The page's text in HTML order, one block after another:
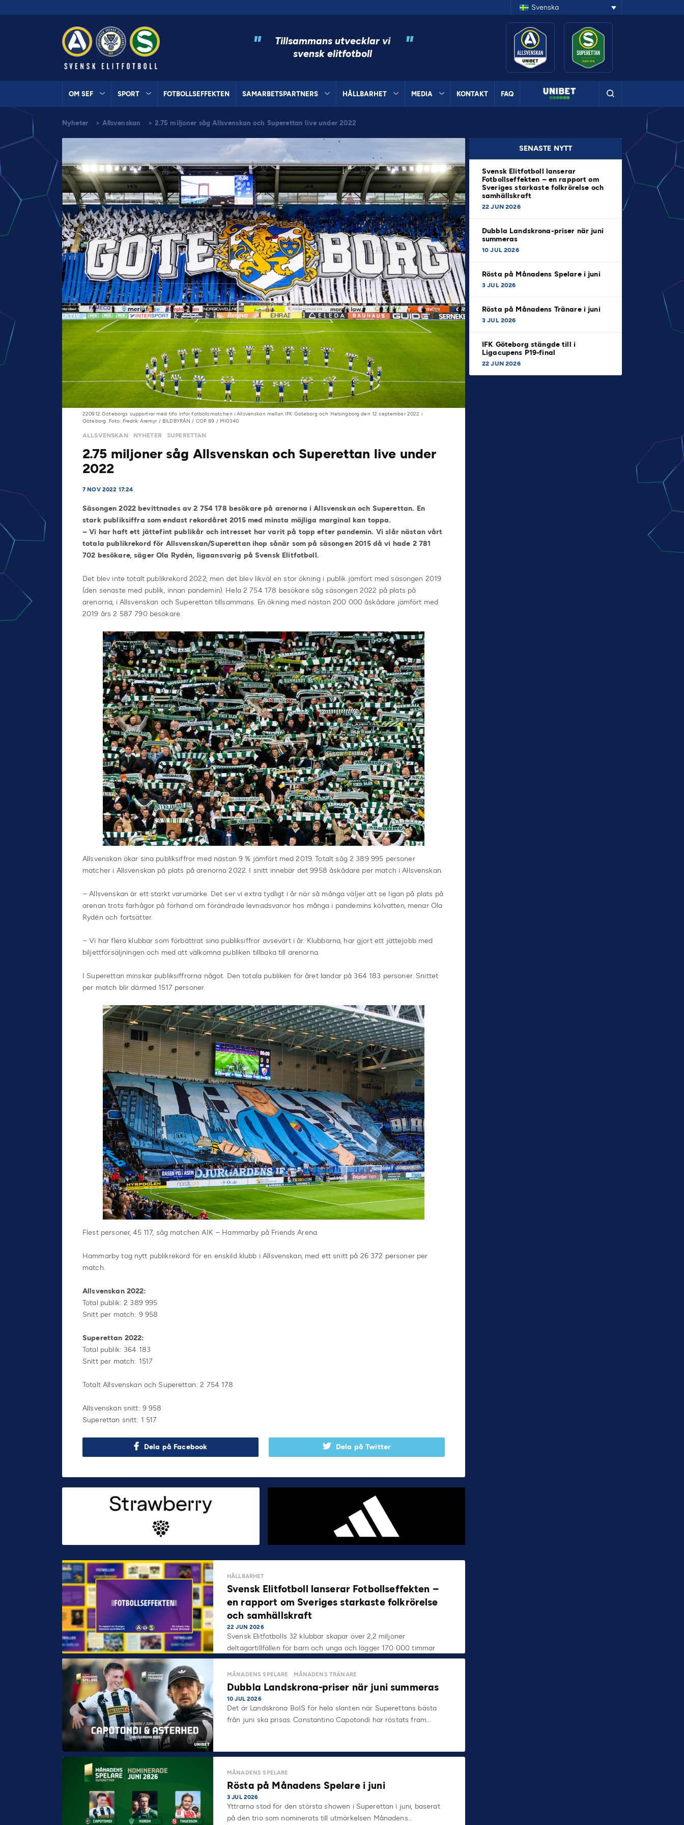
Svenska
"
Tillsammans utvecklar vi
svensk elitfotboll
"
OM SEF SPORT FOTBOLLSEFFEKTEN SAMARBETSPARTNERS HÅLLBARHET MEDIA KONTAKT FAQ
Nyheter > Allsvenskan > 2.75 miljoner såg Allsvenskan och Superettan live under 2022
220912 Göteborgs supportrar med tifo inför fotbollsmatchen i Allsvenskan mellan IFK Göteborg och Helsingborg den 12 september 2022 i
Göteborg. Foto: Fredrik Aremyr / BILDBYRÅN / COP 89 / MI0340
ALLSVENSKAN NYHETER SUPERETTAN
2.75 miljoner såg Allsvenskan och Superettan live under
2022
7 NOV 2022 17:24
Säsongen 2022 bevittnades av 2 754 178 besökare på arenorna i Allsvenskan och Superettan. En
stark publiksiffra som endast rekordåret 2015 med minsta möjliga marginal kan toppa.
– Vi har haft ett jättefint publikår och intresset har varit på topp efter pandemin. Vi slår nästan vårt
totala publikrekord för Allsvenskan/Superettan ihop sånär som på säsongen 2015 då vi hade 2 781
702 besökare, säger Ola Rydén, ligaansvarig på Svensk Elitfotboll.
Det blev inte totalt publikrekord 2022, men det blev likväl en stor ökning i publik jämfört med säsongen 2019
(den senaste med publik, innan pandemin). Hela 2 754 178 besökare såg säsongen 2022 på plats på
arenorna, i Allsvenskan och Superettan tillsammans. En ökning med nästan 200 000 åskådare jämfört med
2019 års 2 587 790 besökare.
Allsvenskan ökar sina publiksiffror med nästan 9 % jämfört med 2019. Totalt såg 2 389 995 personer
matcher i Allsvenskan på plats på arenorna 2022. I snitt innebär det 9958 åskådare per match i Allsvenskan.
– Allsvenskan är ett starkt varumärke. Det ser vi extra tydligt i år när så många väljer att se ligan på plats på
arenan trots farhågor på förhand om förändrade levnadsvanor hos många i pandemins kölvatten, menar Ola
Rydén och fortsätter.
– Vi har flera klubbar som förbättrat sina publiksiffror avsevärt i år. Klubbarna, har gjort ett jättejobb med
biljettförsäljningen och med att välkomna publiken tillbaka till arenorna.
I Superettan minskar publiksiffrorna något. Den totala publiken för året landar på 364 183 personer. Snittet
per match blir därmed 1517 personer.
Flest personer, 45 117, såg matchen AIK – Hammarby på Friends Arena.
Hammarby tog nytt publikrekord för en enskild klubb i Allsvenskan, med ett snitt på 26 372 personer per
match.
Allsvenskan 2022:
Total publik: 2 389 995
Snitt per match: 9 958
Superettan 2022:
Total publik: 364 183
Snitt per match: 1517
Totalt Allsvenskan och Superettan: 2 754 178
Allsvenskan snitt: 9 958
Superettan snitt: 1 517
Dela på Facebook Dela på Twitter
SENASTE NYTT
Svensk Elitfotboll lanserar
Fotbollseffekten – en rapport om
Sveriges starkaste folkrörelse och
samhällskraft
22 JUN 2026
Dubbla Landskrona-priser när juni
summeras
10 JUL 2026
Rösta på Månadens Spelare i juni
3 JUL 2026
Rösta på Månadens Tränare i juni
3 JUL 2026
IFK Göteborg stängde till i
Ligacupens P19-final
22 JUN 2026
HÅLLBARHET
Svensk Elitfotboll lanserar Fotbollseffekten –
en rapport om Sveriges starkaste folkrörelse
och samhällskraft
22 JUN 2026
Svensk Elitfotbolls 32 klubbar skapar över 2,2 miljoner
deltagartillfällen för barn och unga och lägger 170 000 timmar
på…
MÅNADENS SPELARE MÅNADENS TRÄNARE
Dubbla Landskrona-priser när juni summeras
10 JUL 2026
Det är Landskrona BoIS för hela slanten när Superettans bästa
från juni ska prisas. Constantino Capotondi har röstats fram…
MÅNADENS SPELARE
Rösta på Månadens Spelare i juni
3 JUL 2026
Yttrarna stod för den största showen i Superettan i juni, baserat
på den trio som nominerats till utmärkelsen Månadens…